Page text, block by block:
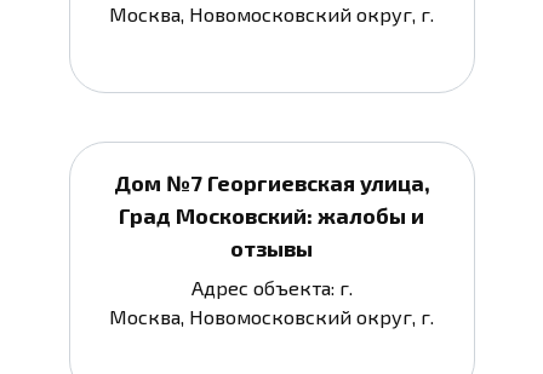
Москва, Новомосковский округ, г.
Дом №7 Георгиевская улица,
Град Московский: жалобы и
отзывы
Адрес объекта: г.
Москва, Новомосковский округ, г.